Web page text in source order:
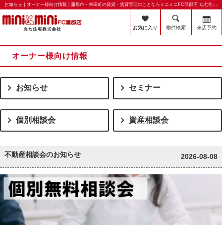
お知らせ｜オーナー様向け情報 | 蒲郡市・幸田町の賃貸・賃貸管理のことならミニミニFC蒲郡店 丸七住宅株式会社
お気に入り 物件検索 来店予約
オーナー様向け情報
お知らせ セミナー
個別相談会 資産相談会
不動産相談会のお知らせ 2026-08-08